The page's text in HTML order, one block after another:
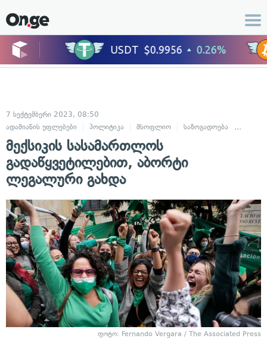
7 სექტემბერი 2023, 08:50
ადამიანის უფლებები
პოლიტიკა მსოფლიო საზოგადოება
მექსიკის სასამართლოს
გადაწყვეტილებით, აბორტი
ლეგალური გახდა
ფოტო: Fernando Vergara / The Associated Press